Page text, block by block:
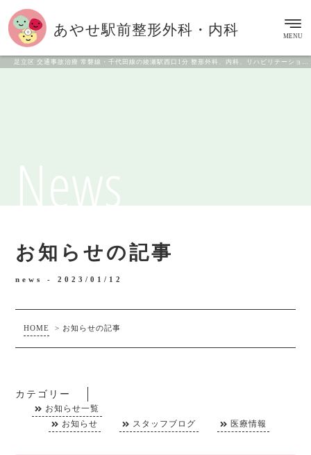
足立区 交通事故治療 常磐線・千代田線の綾瀬駅西口1分 整形外科、内科、リハビリテーション科
あやせ駅前整形外科・内科 MENU
お知らせの記事
news -2023/01/12
HOME > お知らせの記事
カテゴリー
お知らせ一覧
お知らせ
スタッフブログ 医療情報